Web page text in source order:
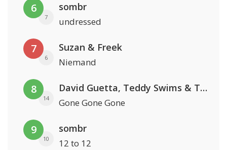
6
7
sombr
undressed
7
6
Suzan & Freek
Niemand
8
14
David Guetta, Teddy Swims & Tones And I
Gone Gone Gone
9
10
sombr
12 to 12